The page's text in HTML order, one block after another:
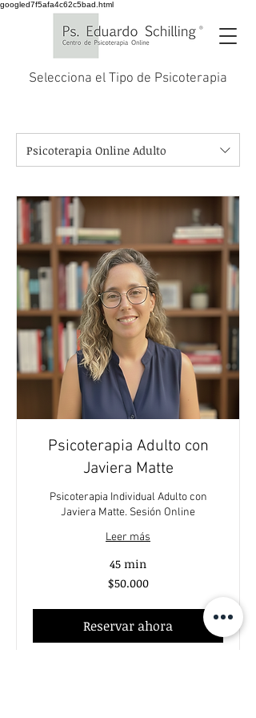
googled7f5afa4c62c5bad.html
Selecciona el Tipo de Psicoterapia
Psicoterapia Online Adulto
Psicoterapia Adulto con
Javiera Matte
Psicoterapia Individual Adulto con
Javiera Matte. Sesión Online
Leer más
45 min
$50.000
Reservar ahora